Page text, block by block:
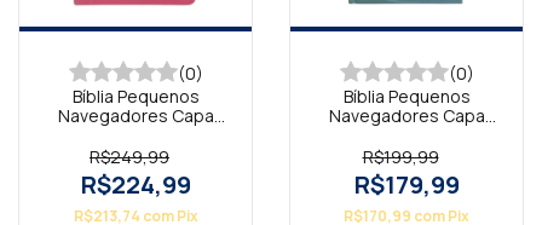
(0)
Bíblia Pequenos
Navegadores Capa
R$249,99
R$224,99
R$213,74 com Pix
(0)
Bíblia Pequenos
Navegadores Capa
R$199,99
R$179,99
R$170,99 comPix